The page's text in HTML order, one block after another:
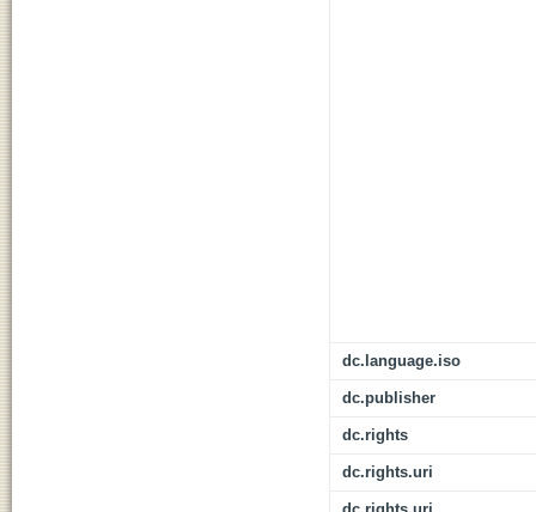
dc.language.iso
dc.publisher
dc.rights
dc.rights.uri